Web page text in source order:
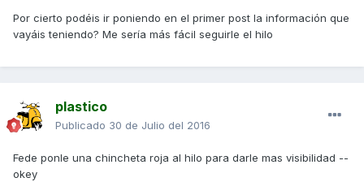
Por cierto podéis ir poniendo en el primer post la información que
vayáis teniendo? Me sería más fácil seguirle el hilo
plastico
Publicado 30 de Julio del 2016
Fede ponle una chincheta roja al hilo para darle mas visibilidad --
okey